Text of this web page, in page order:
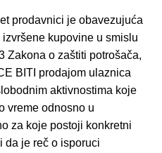
prodavnici je obavezujuća
kupovine u smislu
Zakona o zaštiti potrošača,
BITI prodajom ulaznica
aktivnostima koje
vreme odnosno u
za koje postoji konkretni
da je reč o isporuci